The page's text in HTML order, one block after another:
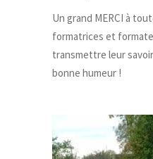
Un grand MERCI à
formatrices et
transmettre leur
bonne humeur !